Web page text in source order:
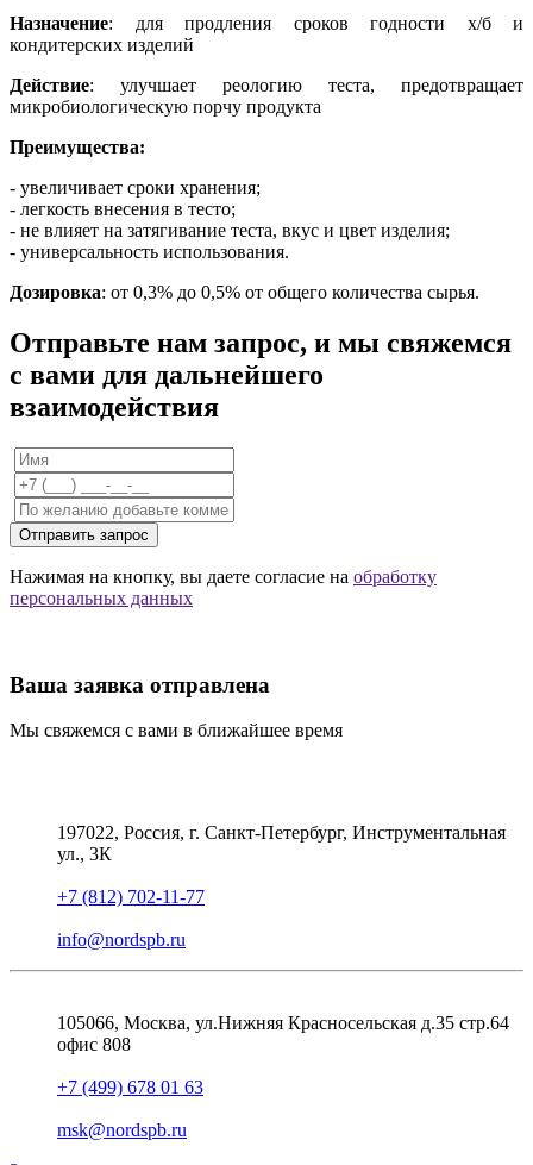
Назначение: для продления сроков годности х/б и
кондитерских изделий
Действие: улучшает реологию теста, предотвращает
микробиологическую порчу продукта
Преимущества:
- увеличивает сроки хранения;
- легкость внесения в тесто;
- не влияет на затягивание теста, вкус и цвет изделия;
- универсальность использования.
Дозировка: от 0,3% до 0,5% от общего количества сырья.
Отправьте нам запрос, и мы свяжемся
с вами для дальнейшего
взаимодействия
Отправить запрос
Нажимая на кнопку, вы даете согласие на обработку
персональных данных
Ваша заявка отправлена
Мы свяжемся с вами в ближайшее время
197022, Россия, г. Санкт-Петербург, Инструментальная
ул., 3К
+7 (812) 702-11-77
info@nordspb.ru
105066, Москва, ул.Нижняя Красносельская д.35 стр.64
офис 808
+7 (499) 678 01 63
msk@nordspb.ru